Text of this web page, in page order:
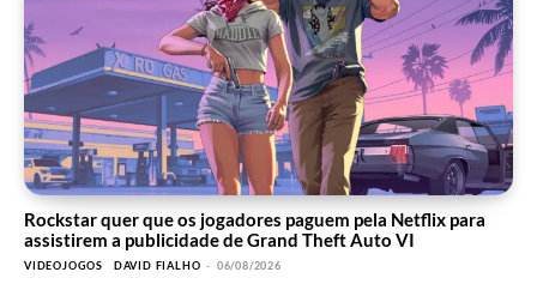
Rockstar quer que os jogadores paguem pela Netflix para
assistirem a publicidade de Grand Theft Auto VI
VIDEOJOGOS DAVID FIALHO - 06/08/2026